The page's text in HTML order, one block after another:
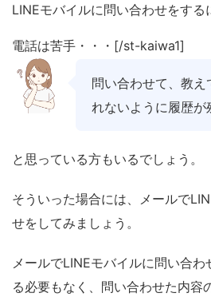
LINEモバイルに問い合わせをする
電話は苦手・・・[/st-kaiwa1]
問い合わせて、教
れないように履歴
と思っている方もいるでしょう。
そういった場合には、メールで
せをしてみましょう。
メールでLINEモバイルに問い合
る必要もなく、問い合わせた内容